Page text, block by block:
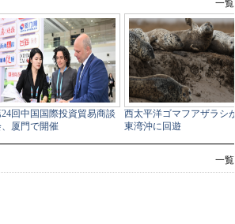
一覧